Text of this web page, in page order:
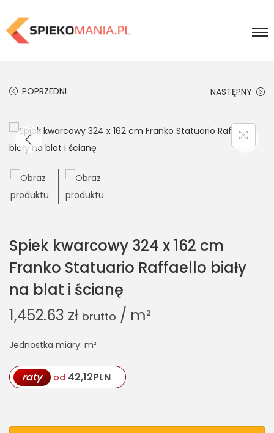
POPRZEDNI NASTĘPNY
Spiek kwarcowy 324 x 162 cm
Franko Statuario Raffaello biały
na blat i ścianę
1,452.63 zł brutto / m²
Jednostka miary: m²
raty od 42,12PLN